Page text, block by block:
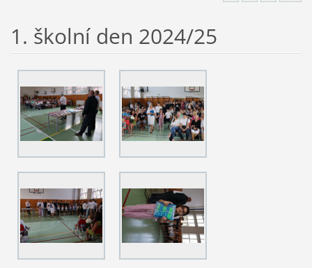
1. školní den 2024/25